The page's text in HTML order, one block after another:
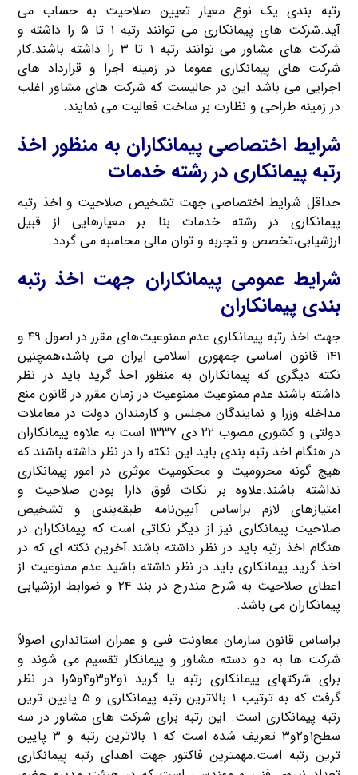
رتبه بندی یک نوع معیار تعیین صلاحیت به حساب می
آید.شرکت های پیمانکاری می توانند رتبه ۱ تا ۵ را داشته و
شرکت های مشاور می توانند رتبه ۱ تا ۳ را داشته باشند.کار
شرکت های پیمانکاری عموما در زمینه اجرا و قرارداد های
اجرایی می باشد این در حالیست که شرکت های مشاور اغلب
در زمینه طراحی و نظارت بر ساخت فعالیت می نمایند.
شرایط اختصاصی پیمانکاران به منظور اخذ
رتبه پیمانکاری در رشته خدمات
حداقل شرایط اختصاصی جهت تشخیص صلاحیت و اخذ رتبه
پیمانکاری در رشته خدمات بنا بر معیارهایی از قبیل
ارزشیابی،تخصص و تجربه و توان مالی محاسبه می گردد.
شرایط عمومی پیمانکاران جهت اخذ رتبه
بندی پیمانکاران
جهت اخذ رتبه پیمانکاری عدم ممنوعیت‌های مقرر در اصول ۴۹ و
۱۴۱ قانون اساسی جمهوری اسلامی ایران می باشد،همچنین
نکته دیگری که پیمانکاران به منظور اخذ گرید باید در نظر
داشته باشند عدم ممنوعیت ممنوعیت در زمان مقرر در قانون منع
مداخله وزرا و نمایندگان مجلس و کارمندان دولت در معاملات
دولتی و کشوری مصوب ۲۲ دی ۱۳۳۷ است.به علاوه پیمانکاران
در هنگام اخذ رتبه بندی باید این نکته را در نظر داشته باشند که
هیچ گونه محرومیت و محکومیت موثری در امور پیمانکاری
نداشته باشند.علاوه بر نکات فوق دارا بودن صلاحیت و
امتیازهای لازم براساس آیین‌نامه طبقه‌بندی و تشخیص
صلاحیت پیمانکاری نیز از دیگر نکاتی است که پیمانکاران در
هنگام اخذ رتبه باید در نظر داشته باشند.آخرین نکته ای که در
اخذ گرید پیمانکاری باید در نظر داشته باشید عدم ممنوعیت از
اعطای صلاحیت به شرح مندرج در بند ۲۴ و ضوابط ارزشیابی
پیمانکاران می باشد.
براساس قانون سازمان معاونت فنی و عمران استانداری اصولاً
شرکت ها به دو دسته مشاور و پیمانکار تقسیم می شوند و
برای شرکتهای پیمانکاری رتبه یا گرید ۱و۲و۳و۴و۵را در نظر
گرفت که به ترتیب ۱ بالاترین رتبه پیمانکاری و ۵ پایین ترین
رتبه پیمانکاری است. این رتبه برای شرکت های مشاور در سه
سطح۱و۲و۳ تعریف شده است که ۱ بالاترین رتبه و ۳ پایین
ترین رتبه است.مهمترین فاکتور جهت اهدای رتبه پیمانکاری